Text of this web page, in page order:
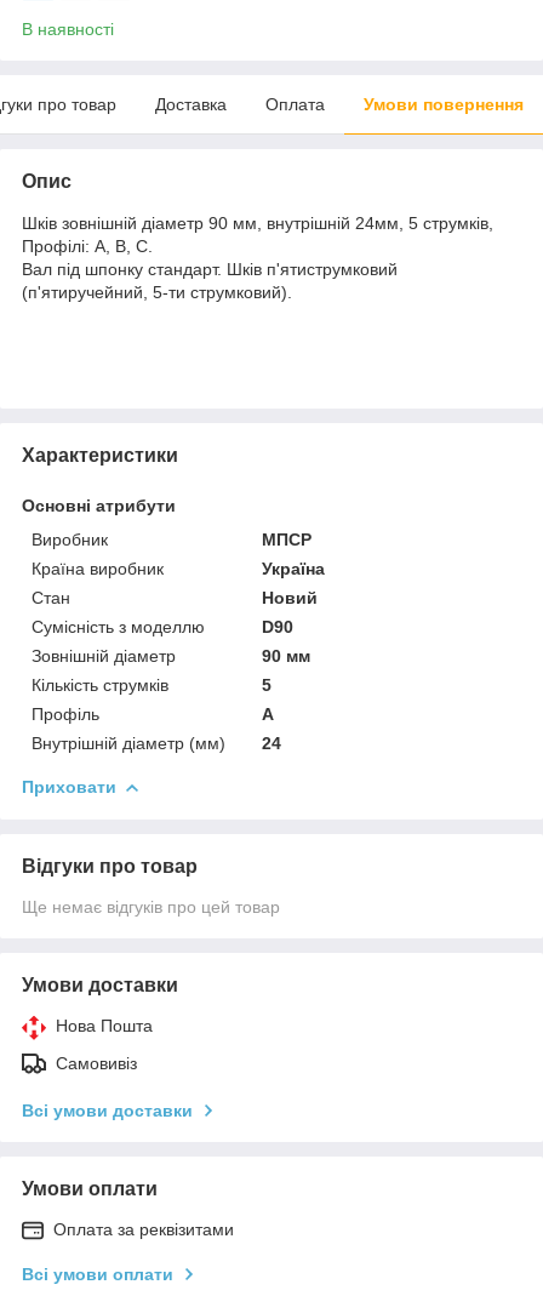
В наявності
про товар Доставка Оплата Умови повернення
Опис
Шків зовнішній діаметр 90 мм, внутрішній 24мм, 5 струмків,
Профілі: А, В, С.
Вал під шпонку стандарт. Шків п'ятиструмковий
(п'ятиручейний, 5-ти струмковий).
Характеристики
Основні атрибути
Виробник
МПСР
Країна виробник
Україна
Стан
Новий
Сумісність з моделлю
D90
Зовнішній діаметр
90 мм
Кількість струмків
5
Профіль
А
Внутрішній діаметр (мм)
24
Приховати
Відгуки про товар
Ще немає відгуків про цей товар
Умови доставки
Нова Пошта
Самовивіз
Всі умови доставки
Умови оплати
Оплата за реквізитами
Всі умови оплати